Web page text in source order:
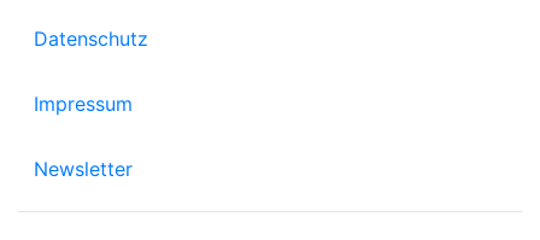
Datenschutz
Impressum
Newsletter